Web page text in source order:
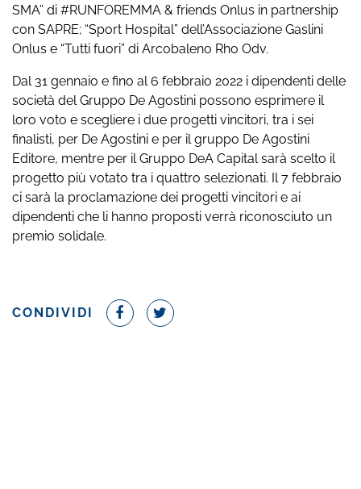
SMA” di #RUNFOREMMA & friends Onlus in partnership
con SAPRE; “Sport Hospital” dell’Associazione Gaslini
Onlus e “Tutti fuori” di Arcobaleno Rho Odv.
Dal 31 gennaio e fino al 6 febbraio 2022 i dipendenti delle
società del Gruppo De Agostini possono esprimere il
loro voto e scegliere i due progetti vincitori, tra i sei
finalisti, per De Agostini e per il gruppo De Agostini
Editore, mentre per il Gruppo DeA Capital sarà scelto il
progetto più votato tra i quattro selezionati. Il 7 febbraio
ci sarà la proclamazione dei progetti vincitori e ai
dipendenti che li hanno proposti verrà riconosciuto un
premio solidale.
CONDIVIDI